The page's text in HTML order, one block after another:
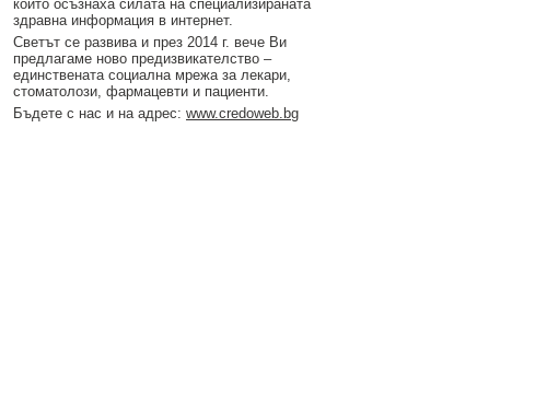
които осъзнаха силата на специализираната
здравна информация в интернет.
Светът се развива и през 2014 г. вече Ви
предлагаме ново предизвикателство –
единствената социална мрежа за лекари,
стоматолози, фармацевти и пациенти.
Бъдете с нас и на адрес: www.credoweb.bg